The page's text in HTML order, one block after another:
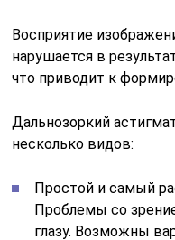
Восприятие
нарушается в
что приводит к
Дальнозоркий
несколько видов:
Простой и самый
Проблемы со
глазу. Возможны